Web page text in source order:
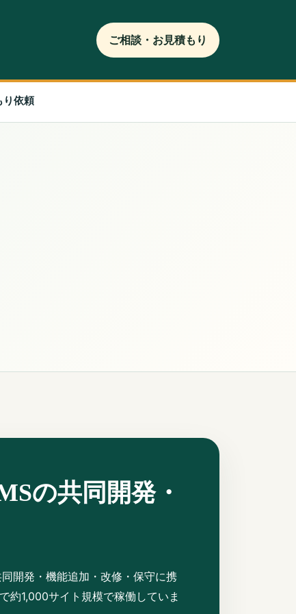
ご相談・お見積もり
り依頼
の共同開発・
開発・機能追加・改修・保守に携
約1,000サイト規模で稼働していま